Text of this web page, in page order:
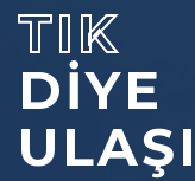
TIK
DİYE